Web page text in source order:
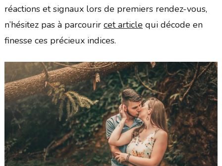
réactions et signaux lors de premiers rendez-vous,
n’hésitez pas à parcourir cet article qui décode en
finesse ces précieux indices.